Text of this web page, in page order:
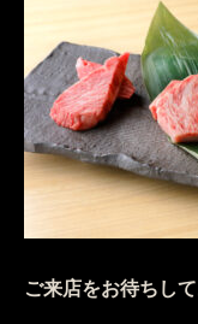
ご来店をお待ちして